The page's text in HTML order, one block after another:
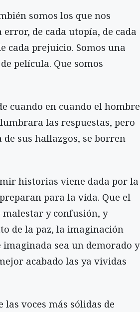
somos los que nos
de cada utopía, de cada
cada prejuicio. Somos una
película. Que somos
cuando en cuando el hombre
las respuestas, pero
sus hallazgos, se borren
historias viene dada por la
para la vida. Que el
malestar y confusión, y
de la paz, la imaginación
sea un demorado y
acabado las ya vividas
las voces más sólidas de